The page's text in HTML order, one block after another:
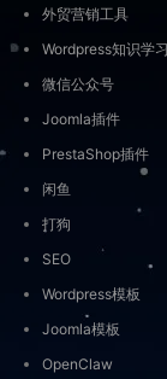
外贸营销工具
Wordpress知识学
微信公众号
Joomla插件
PrestaShop插件
闲鱼
打狗
SEO
Wordpress模板
Joomla模板
OpenClaw